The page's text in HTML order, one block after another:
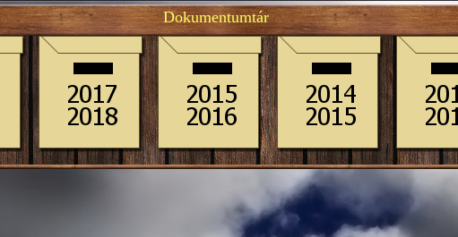
Dokumentumtár